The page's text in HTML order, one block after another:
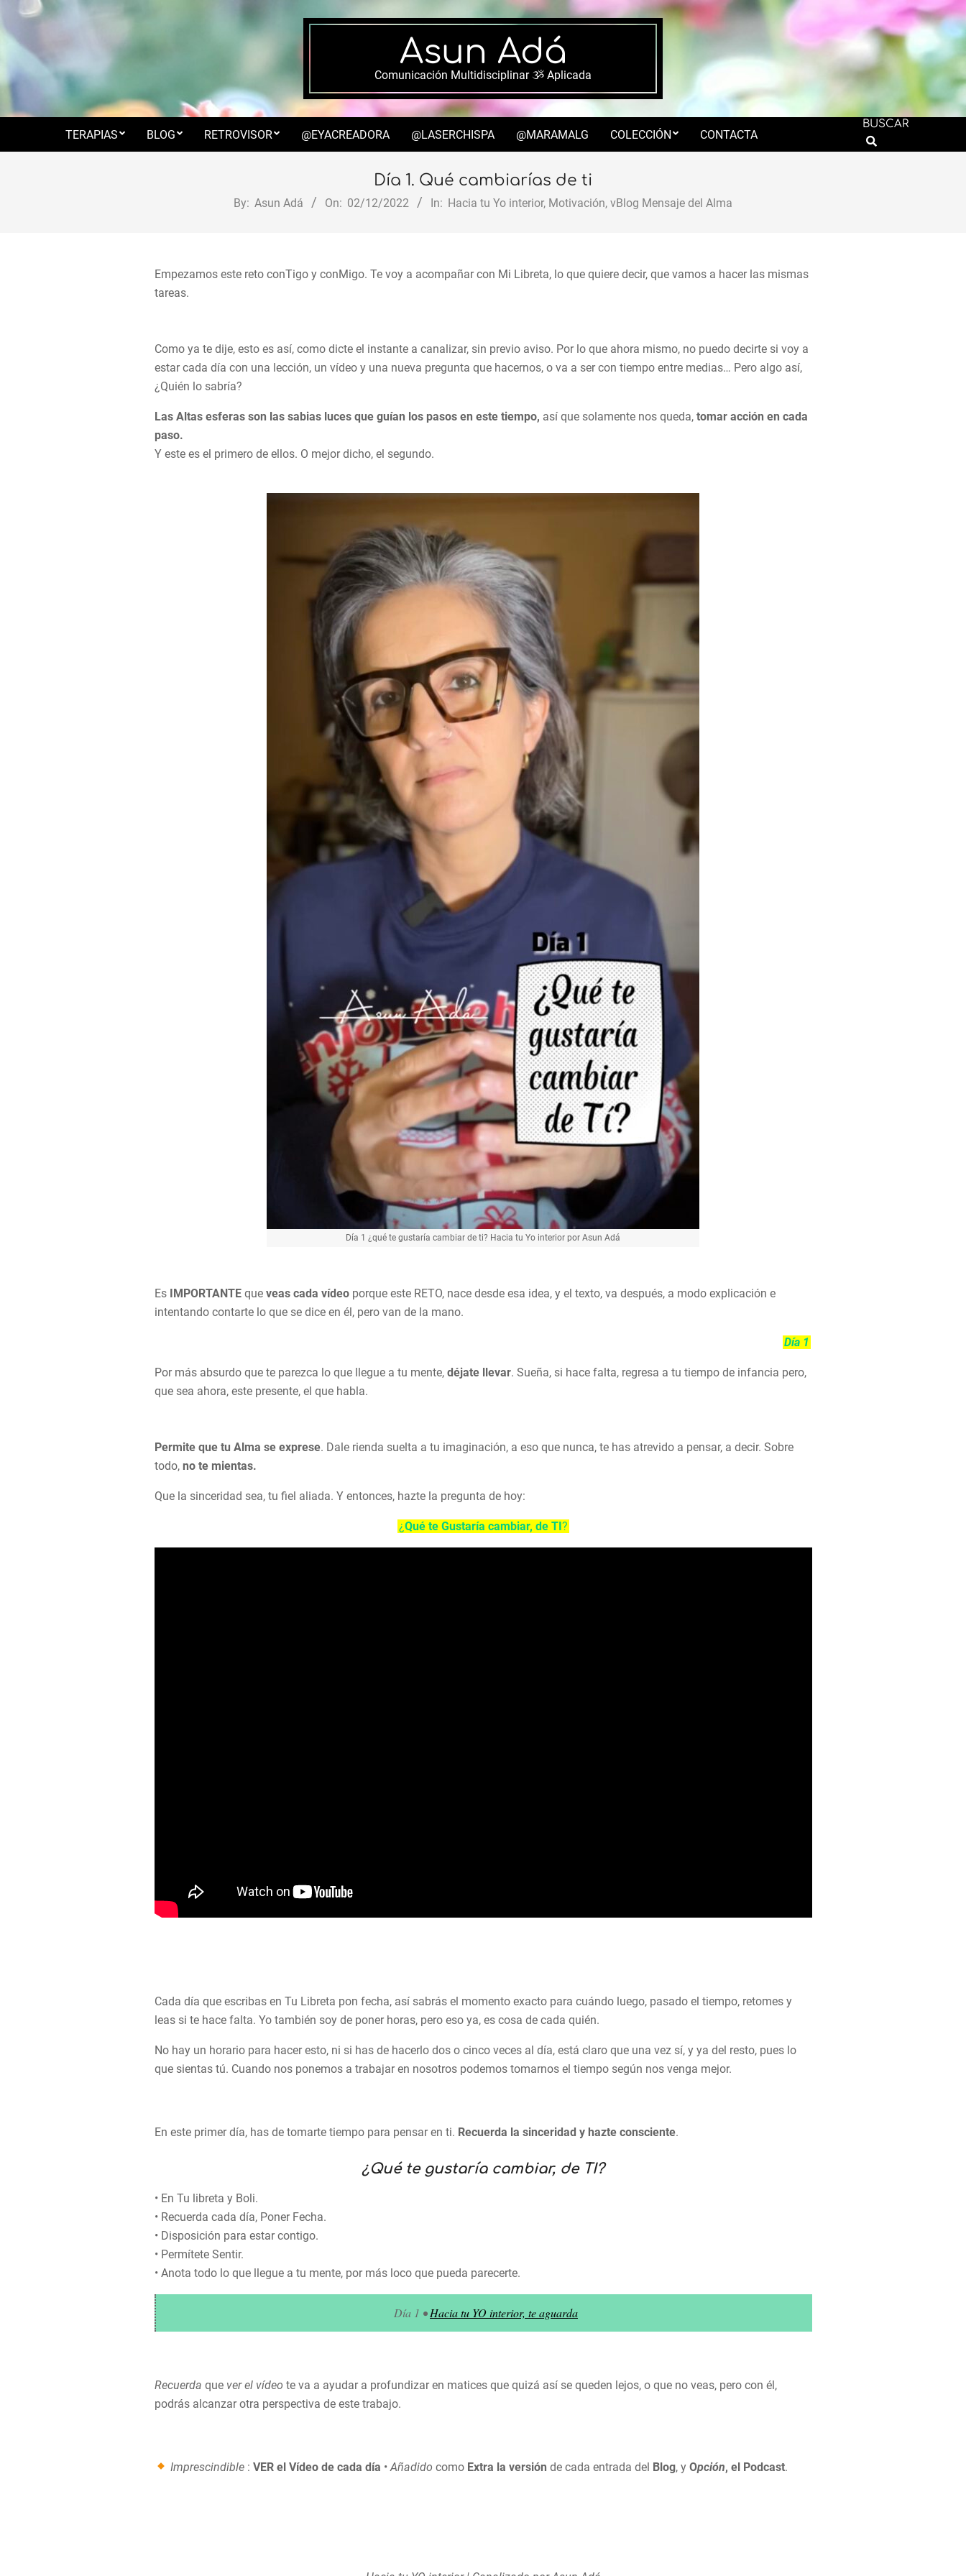
to
content
Asun Adá
Comunicación Multidisciplinar ૐ Aplicada
Secondary
Menu
TERAPIAS BLOG RETROVISOR @EYACREADORA @LASERCHISPA @MARAMALG COLECCIÓN CONTACTA
BUSCAR
Search
Día 1. Qué cambiarías de ti
By: Asun Adá On: 02/12/2022 In: Hacia tu Yo interior, Motivación, vBlog Mensaje del Alma
Empezamos este reto conTigo y conMigo. Te voy a acompañar con Mi Libreta, lo que quiere decir, que vamos a hacer las mismas
tareas.
Como ya te dije, esto es así, como dicte el instante a canalizar, sin previo aviso. Por lo que ahora mismo, no puedo decirte si voy a
estar cada día con una lección, un vídeo y una nueva pregunta que hacernos, o va a ser con tiempo entre medias… Pero algo así,
¿Quién lo sabría?
Las Altas esferas son las sabias luces que guían los pasos en este tiempo, así que solamente nos queda, tomar acción en cada
paso.
Y este es el primero de ellos. O mejor dicho, el segundo.
Día 1 ¿qué te gustaría cambiar de ti? Hacia tu Yo interior por Asun Adá
Es IMPORTANTEque veas cada vídeo porque este RETO, nace desde esa idea, y el texto, va después, a modo explicación e
intentando contarte lo que se dice en él, pero van de la mano.
Día 1
Por más absurdo que te parezca lo que llegue a tu mente, déjate llevar. Sueña, si hace falta, regresa a tu tiempo de infancia pero,
que sea ahora, este presente, el que habla.
Permite que tu Alma se exprese. Dale rienda suelta a tu imaginación, a eso que nunca, te has atrevido a pensar, a decir. Sobre
todo, no te mientas.
Que la sinceridad sea, tu fiel aliada. Y entonces, hazte la pregunta de hoy:
¿Qué te Gustaría cambiar, de TI?
Cada día que escribas en Tu Libreta pon fecha, así sabrás el momento exacto para cuándo luego, pasado el tiempo, retomes y
leas si te hace falta. Yo también soy de poner horas, pero eso ya, es cosa de cada quién.
No hay un horario para hacer esto, ni si has de hacerlo dos o cinco veces al día, está claro que una vez sí, y ya del resto, pues lo
que sientas tú. Cuando nos ponemos a trabajar en nosotros podemos tomarnos el tiempo según nos venga mejor.
En este primer día, has de tomarte tiempo para pensar en ti. Recuerda la sinceridad y hazte consciente.
¿Qué te gustaría cambiar, de TI?
• En Tu libreta y Boli.
• Recuerda cada día, Poner Fecha.
• Disposición para estar contigo.
• Permítete Sentir.
• Anota todo lo que llegue a tu mente, por más loco que pueda parecerte.
Día 1 • Hacia tu YO interior, te aguarda
Recuerda que ver el vídeo te va a ayudar a profundizar en matices que quizá así se queden lejos, o que no veas, pero con él,
podrás alcanzar otra perspectiva de este trabajo.
Imprescindible: VER el Vídeo de cada día •Añadido como Extra la versión de cada entrada del Blog, y Opción, el Podcast.